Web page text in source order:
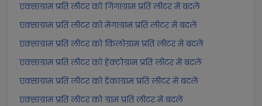
एक्साग्राम प्रति लीटर को गिगाग्राम प्रति लीटर में बदलें
एक्साग्राम प्रति लीटर को मेगाग्राम प्रति लीटर में बदलें
एक्साग्राम प्रति लीटर को किलोग्राम प्रति लीटर में बदलें
एक्साग्राम प्रति लीटर को हेक्टोग्राम प्रति लीटर में बदलें
एक्साग्राम प्रति लीटर को डेकाग्राम प्रति लीटर में बदलें
एक्साग्राम प्रति लीटर को ग्राम प्रति लीटर में बदलें